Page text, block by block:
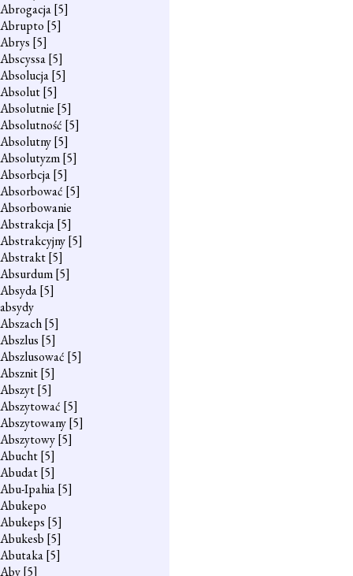
Abrogacja[5]
Abrupto [5]
Abrys [5]
Abscyssa[5]
Absolucja[5]
Absolut[5]
Absolutnie [5]
Absolutność [5]
Absolutny[5]
Absolutyzm[5]
Absorbcja[5]
Absorbować [5]
Absorbowanie
Abstrakcja[5]
Abstrakcyjny[5]
Abstrakt[5]
Absurdum[5]
Absyda[5]
absydy
Abszach[5]
Abszlus [5]
Abszlusować [5]
Absznit[5]
Abszyt[5]
Abszytować [5]
Abszytowany[5]
Abszytowy[5]
Abucht[5]
Abudat[5]
Abu-Ipahia[5]
Abukepo
Abukeps [5]
Abukesb [5]
Abutaka[5]
Aby[5]